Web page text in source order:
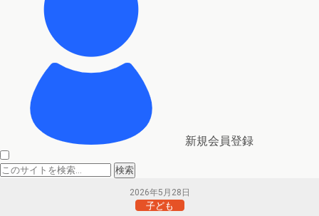
新規会員登録
2026年5月28日
子ども